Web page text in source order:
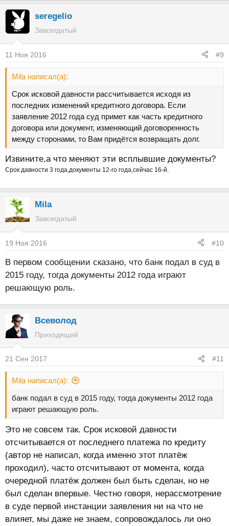
seregelio
Завсегдатый
11 Ноя 2016 #9
Mila написал(а):
Срок исковой давности рассчитывается исходя из
последних изменений кредитного договора. Если
заявление 2012 года суд примет как часть кредитного
договора или документ, изменяющий договоренность
между сторонами, то Вам придётся возвращать долг.
Извините,а что меняют эти всплывшие документы?
Срок давности 3 года,документы 12-го года,сейчас 16-й.
Mila
Завсегдатый
19 Ноя 2016 #10
В первом сообщении сказано, что банк подал в суд в
2015 году, тогда документы 2012 года играют
решающую роль.
Всеволод
Приходящий
21 Сен 2017 #11
Mila написал(а):
банк подал в суд в 2015 году, тогда документы 2012 года
играют решающую роль.
Это не совсем так. Срок исковой давности
отсчитывается от последнего платежа по кредиту
(автор не написал, когда именно этот платёж
проходил), часто отсчитывают от момента, когда
очередной платёж должен был быть сделан, но не
был сделан впервые. Честно говоря, нерассмотрение
в суде первой инстанции заявления ни на что не
влияет, мы даже не знаем, сопровождалось ли оно